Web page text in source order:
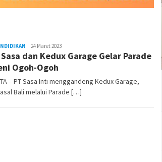
Rambu
Kota
24 Maret 2023
dan Kedux Garage Gelar Parade
Ogoh-Ogoh
– PT Sasa Inti menggandeng Kedux Garage,
Bali melalui Parade […]